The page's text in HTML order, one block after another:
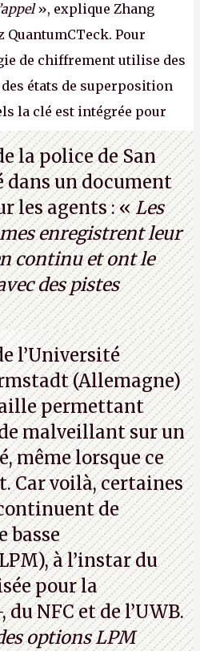
», explique Zhang
QuantumCTeck. Pour
de chiffrement utilise des
états de superposition
la clé est intégrée pour
entre des
comprenez rien ? C’est
avec le quantique.
la police de San
dans un document
les agents : «Les
enregistrent leur
continu et ont le
des pistes
l’Université
(Allemagne)
permettant
malveillant sur un
même lorsque ce
Car voilà, certaines
de
basse
à l’instar du
pour la
NFC et de l’UWB.
options LPM